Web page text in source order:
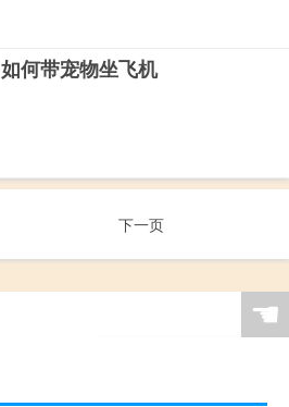
如何带宠物坐飞机
下一页
☚